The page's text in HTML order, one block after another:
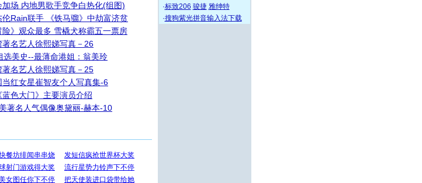
场 内地男歌手竞争白热化(组图)
伦Rain联手 《铁马骝》中劫富济贫
险》观众最多 雪橇犬称霸五一票房
著名艺人徐熙娣写真－26
选美史--最薄命港姐：翁美玲
著名艺人徐熙娣写真－25
当红女星崔智友个人写真集-6
色大门》主要演员介绍
著名人气偶像奥黛丽-赫本-10
·标致206 骏捷 雅绅特
·搜狗紫光拼音输入法下载